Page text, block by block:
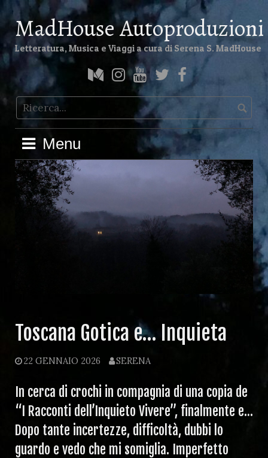
Skip
content
MadHouse Autoproduzioni
Letteratura, Musica e Viaggi a cura di Serena S. MadHouse
MediumInstagramYouTubeTwitterFacebook
Menu
Toscana Gotica e… Inquieta
22 GENNAIO 2026 SERENA
In cerca di crochi in compagnia di una copia de
“I Racconti dell’Inquieto Vivere”, finalmente e…
Dopo tante incertezze, difficoltà, dubbi lo
guardo e vedo che mi somiglia. Imperfetto